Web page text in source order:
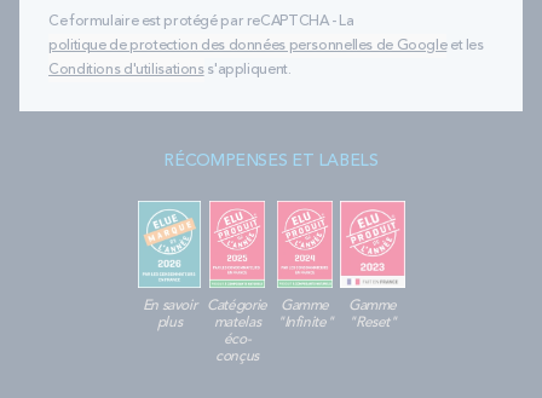
Ce formulaire est protégé par reCAPTCHA - La
politique de protection des données personnelles de Googleet les
Conditions d'utilisationss'appliquent.
RÉCOMPENSES ET LABELS
En savoir
plus
Catégorie
matelas
éco-
conçus
Gamme
"Infinite"
Gamme
"Reset"